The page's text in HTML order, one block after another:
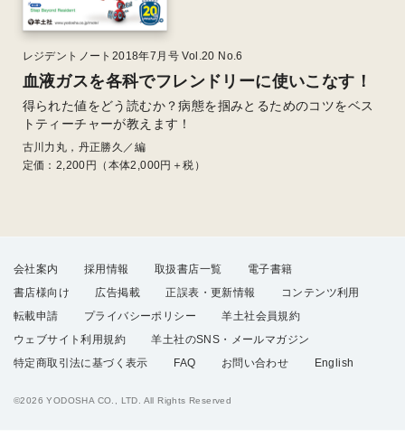
レジデントノート2018年7月号 Vol.20 No.6
血液ガスを各科でフレンドリーに使いこなす！
得られた値をどう読むか？病態を掴みとるためのコツをベス
トティーチャーが教えます！
古川力丸，丹正勝久／編
定価： 2,200円（本体2,000円＋税）
会社案内 採用情報 取扱書店一覧
電子書籍
書店様向け
広告掲載 正誤表・更新情報
コンテンツ利用
転載申請
プライバシーポリシー
羊土社会員規約
ウェブサイト利用規約
羊土社のSNS・メールマガジン
特定商取引法に基づく表示
FAQ お問い合わせ English
©2026 YODOSHA CO., LTD. All Rights Reserved